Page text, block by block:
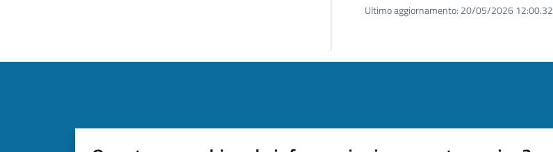
Ultimo aggiornamento: 20/05/2026 12:00.32